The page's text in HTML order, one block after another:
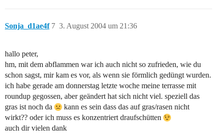
Sonja_d1ae4f 3. August 2004 um 21:36
7
hallo peter,
hm, mit dem abflammen war ich auch nicht so zufrieden, wie du
schon sagst, mir kam es vor, als wenn sie förmlich gedüngt wurden.
ich habe gerade am donnerstag letzte woche meine terrasse mit
roundup gegossen, aber geändert hat sich nicht viel. speziell das
gras ist noch da
kann es sein dass das auf gras/rasen nicht
wirkt?? oder ich muss es konzentriert draufschütten
auch dir vielen dank